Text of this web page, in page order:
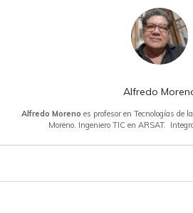
Alfredo
Alfredo Moreno es profesor en Tecnologías de
Moreno. Ingeniero TIC en ARSAT.